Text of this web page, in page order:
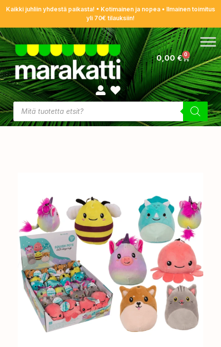
Kaikki juhliin yhdestä paikasta! • Kotimainen ja nopea • Ilmainen toimitus
yli 70€ tilauksiin!
0,00€ 0